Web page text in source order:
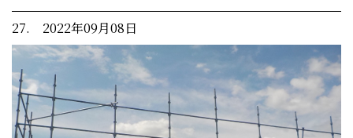
27. 2022年09月08日